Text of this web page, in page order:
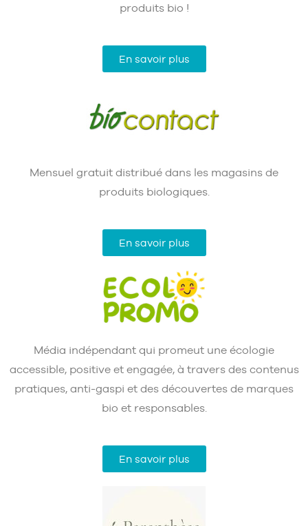
produits bio !
En savoir plus
Mensuel gratuit distribué dans les magasins de
produits biologiques.
En savoir plus
Média indépendant qui promeut une écologie
accessible, positive et engagée, à travers des contenus
pratiques, anti-gaspi et des découvertes de marques
bio et responsables.
En savoir plus